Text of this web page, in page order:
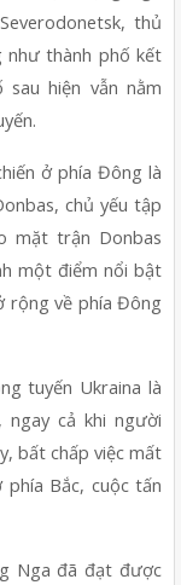
thủ
như thành phố kết
sau hiện vẫn nằm
ở phía Đông là
chủ yếu tập
mặt trận Donbas
một điểm nổi bật
rộng về phía Đông
tuyến Ukraina là
cả khi người
bất chấp việc mất
Bắc, cuộc tấn
Nga đã đạt được